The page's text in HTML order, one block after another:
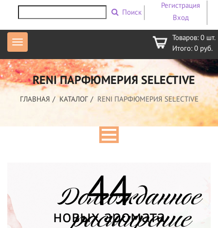
Поиск
Регистрация
Вход
Товаров: 0 шт.
Итого: 0 руб.
RENI ПАРФЮМЕРИЯ SELECTIVE
ГЛАВНАЯ КАТАЛОГ RENI ПАРФЮМЕРИЯ SELECTIVE
44
новых аромата